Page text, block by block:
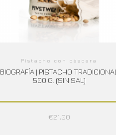
Pistacho con cáscara
BIOGRAFÍA | PISTACHO TRADICIONAL
500 G. (SIN SAL)
€21,00